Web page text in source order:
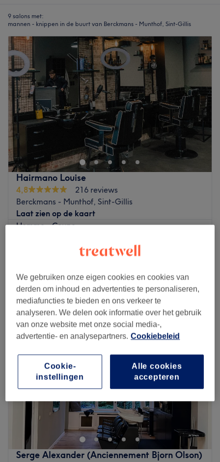
9 salons met:
mannen - knippen in de buurt van Berckmans - Munthof, Sint-Gillis
Hairmano Louise
4,8
216 reviews
Berckmans - Munthof, Sint-Gillis
Laat zien op de kaart
Homme - Coupe
Homme - Coupe et taille de la barbe
Kort overzicht salongegevens
Maandag 10:00
Dinsdag
10:00–19:00
Woensdag
10:00
Donderdag
10:00–19:00
Vrijdag
10:00–19:00
Zaterdag
10:00–19:00
Zondag
Gesloten
Hairmano Louise est un barbershop situé à Saint-Gilles.
Ambiance conviviale, cadre chaleureux et bonne humeur
n'attendent plus que vous. C'est Besnik qui vous reçoit
avec le sourire et met à votre service tout son savoir-faire.
Serge Alexander (Anciennement Bjorn Olson)
We gebruiken onze eigen cookies en cookies van
derden om inhoud en advertenties te personaliseren,
mediafuncties te bieden en ons verkeer te
analyseren. We delen ook informatie over het gebruik
van onze website met onze social media-,
advertentie- en analysepartners. Cookiebeleid
Alle cookies
accepteren
Cookie-
instellingen